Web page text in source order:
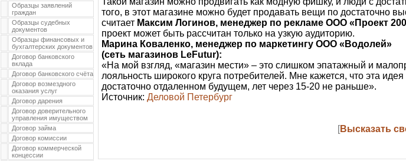
Образцы заявлений
граждан
Образцы судебных
документов
Образцы финансовых и
бухгалтерских документов
Договор банковского
вклада
Договор банковского счёта
Договор возмездного
оказания услуг
Договор дарения
Договор доверительного
управления имуществом
Договор займа
Договор комиссии
Договор коммерческой
концессии
того, в этот магазине можно будет продавать вещи по достаточно
считает Максим Логинов, менеджер по рекламе ООО «Проект
проект может быть рассчитан только на узкую аудиторию.
Марина Коваленко, менеджер по маркетингу ООО «Водолей»
(сеть магазинов LeFutur):
«На мой взгляд, «магазин мести» – это слишком эпатажный и
лояльность широкого круга потребителей. Мне кажется, что эта
достаточно отдаленном будущем, лет через 15-20 не раньше».
Источник: Деловой Петербург
[Высказать